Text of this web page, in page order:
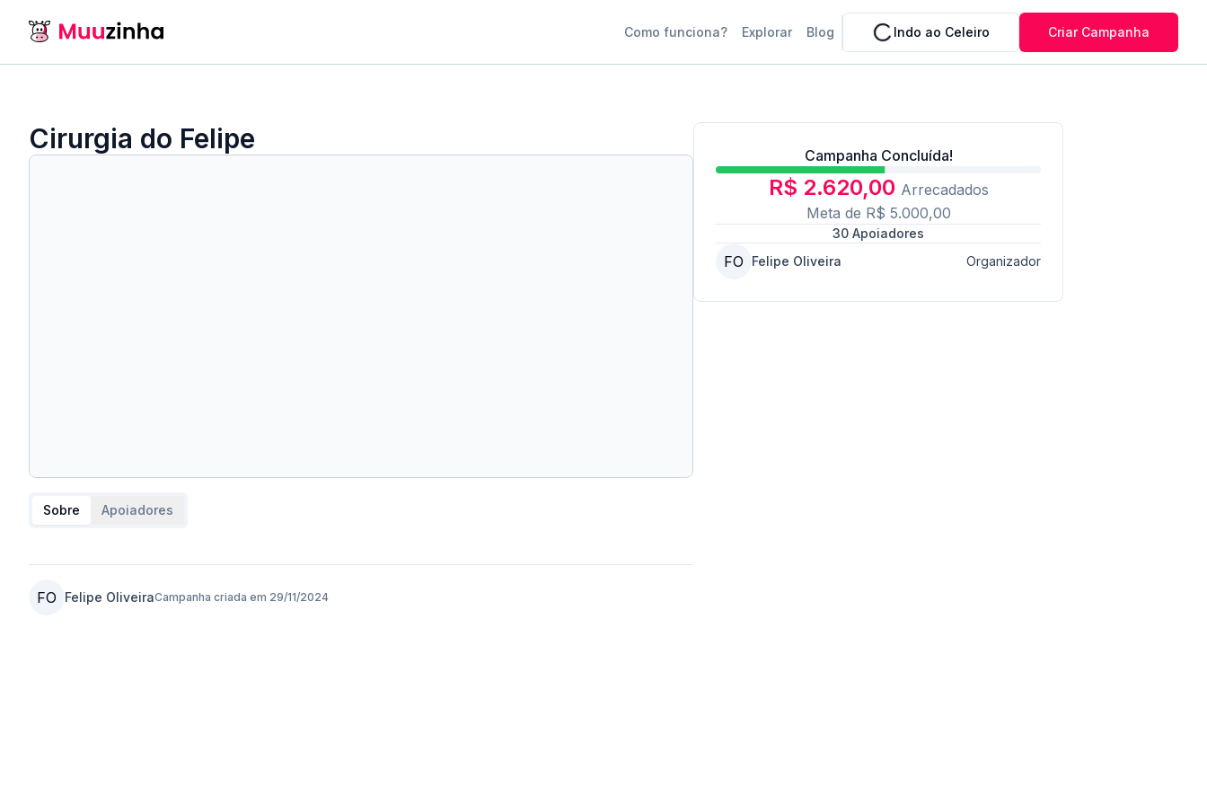
Como funciona? Explorar Blog Indo ao Celeiro Criar Campanha
Cirurgia do Felipe
Sobre Apoiadores
FO Felipe OliveiraCampanha criada em 29/11/2024
Campanha Concluída!
R$ 2.620,00 Arrecadados
Meta de R$ 5.000,00
30 Apoiadores
FO Felipe Oliveira Organizador